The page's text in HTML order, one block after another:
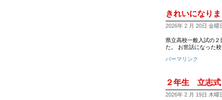
きれいになり
2026年 2 月 20日 金曜
県立高校一般入試の
た。 お世話になった
パーマリンク
２年生 立志
2026年 2 月 19日 木曜